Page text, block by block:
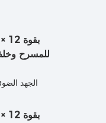
الجهد الضوئي: تيار